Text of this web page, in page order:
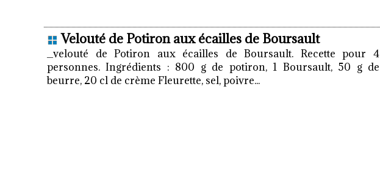
Velouté de Potiron aux écailles de Boursault
_velouté de Potiron aux écailles de Boursault. Recette pour 4
personnes. Ingrédients : 800 g de potiron, 1 Boursault, 50 g de
beurre, 20 cl de crème Fleurette, sel, poivre...